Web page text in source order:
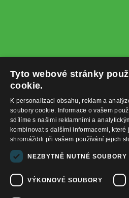
+420732122225
obchod@baterie-nabijecka.cz
Navigace
Tyto webové stránky
cookie.
K personalizaci obsahu, reklam a
soubory cookie. Informace o vašem
sdílíme s našimi reklamními a
kombinovat s dalšími informacemi,
shromáždili při vašem používání jejich
NEZBYTNĚ NUTNÉ SOUBORY
VÝKONOVÉ SOUBORY